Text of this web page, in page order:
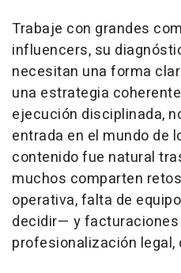
Trabaje con grandes
influencers, su
necesitan una forma
una estrategia
ejecución disciplinada,
entrada en el mundo de
contenido fue natural
muchos comparten
operativa, falta de
decidir— y
profesionalización